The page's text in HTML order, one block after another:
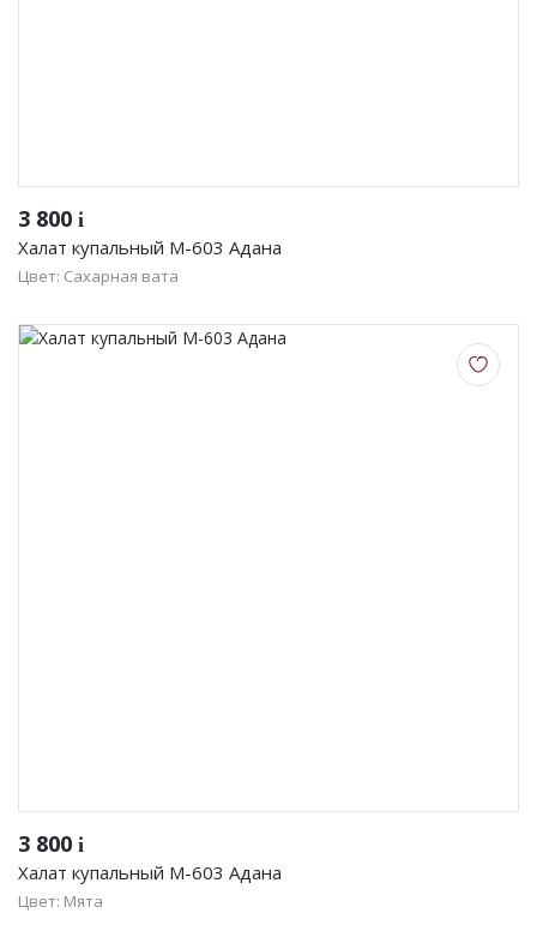
3 800 i
Халат купальный М-603 Адана
Цвет: Сахарная вата
3 800 i
Халат купальный М-603 Адана
Цвет: Мята